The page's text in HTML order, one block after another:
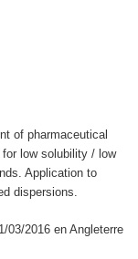
of pharmaceutical
low solubility / low
Application to
dispersions.
03/2016 en Angleterre